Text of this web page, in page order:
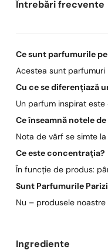
Întrebări frecvente
Ce sunt parfumurile
Acestea sunt
Cu ce se diferențiază
Un parfum inspirat
Ce înseamnă notele
Nota de vârf se simte
Ce este concentrația?
În funcție de produs:
Sunt Parfumurile
Nu – produsele
Ingrediente